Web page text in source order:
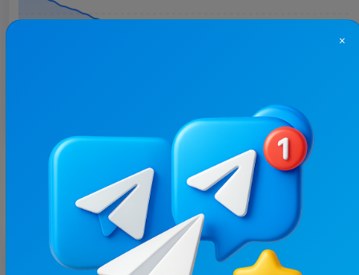
Больше статистики
С этим каналом часто покупают
×